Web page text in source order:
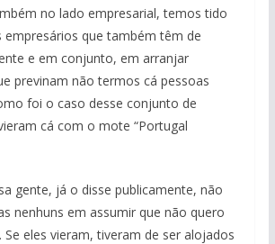
no lado empresarial, temos tido
empresários que também têm de
e em conjunto, em arranjar
previnam não termos cá pessoas
foi o caso desse conjunto de
cá com o mote “Portugal
gente, já o disse publicamente, não
nenhuns em assumir que não quero
Se eles vieram, tiveram de ser alojados